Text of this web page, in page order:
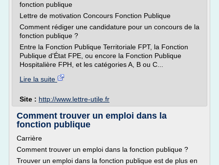
fonction publique
Lettre de motivation Concours Fonction Publique
Comment rédiger une candidature pour un concours de la
fonction publique ?
Entre la Fonction Publique Territoriale FPT, la Fonction
Publique d'État FPE, ou encore la Fonction Publique
Hospitalière FPH, et les catégories A, B ou C...
Lire la suite
Site : http://www.lettre-utile.fr
Comment trouver un emploi dans la
fonction publique
Carrière
Comment trouver un emploi dans la fonction publique ?
Trouver un emploi dans la fonction publique est de plus en